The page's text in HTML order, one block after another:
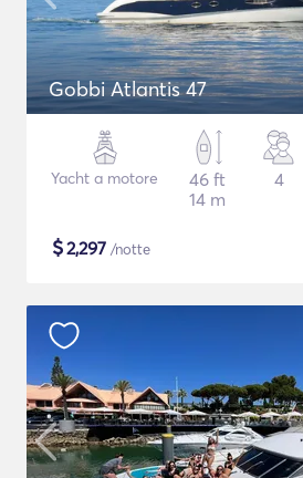
Gobbi Atlantis 47
Yacht a motore
46 ft
14 m
4
$2,297 /notte